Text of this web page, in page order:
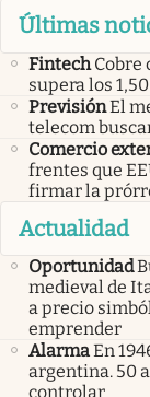
Últimas
Fintech Cobre
supera los
PrevisiónEl
telecom
Comercio
frentes que
firmar la
Actualidad
Oportunidad
medieval de
a precio
emprender
AlarmaEn
argentina. 50
controlar